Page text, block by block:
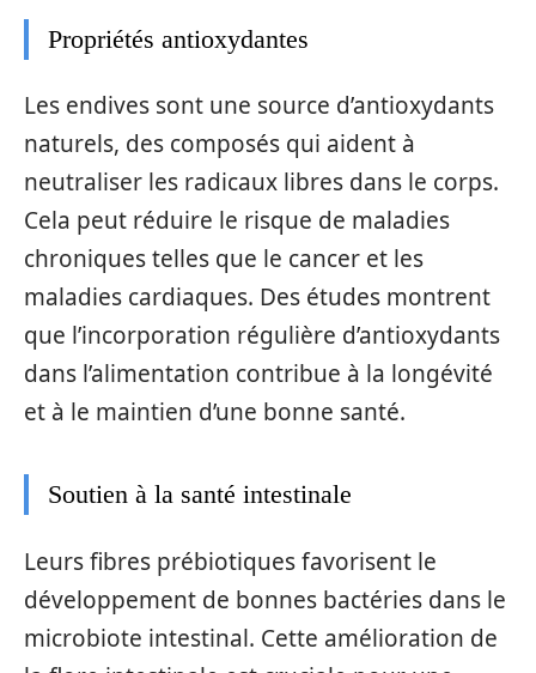
Propriétés antioxydantes
Les endives sont une source d’antioxydants
naturels, des composés qui aident à
neutraliser les radicaux libres dans le corps.
Cela peut réduire le risque de maladies
chroniques telles que le cancer et les
maladies cardiaques. Des études montrent
que l’incorporation régulière d’antioxydants
dans l’alimentation contribue à la longévité
et à le maintien d’une bonne santé.
Soutien à la santé intestinale
Leurs fibres prébiotiques favorisent le
développement de bonnes bactéries dans le
microbiote intestinal. Cette amélioration de